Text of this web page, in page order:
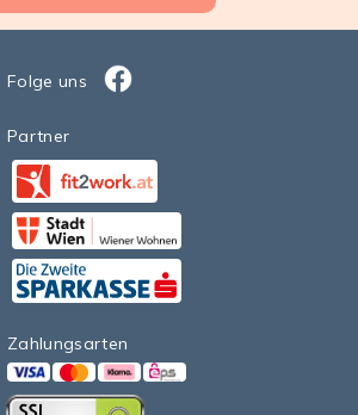
Folge uns Facebook
Partner
Facebook
StadtWien Wiener Wohnen
Facebook
Zahlungsarten
VISA Mastercard
Klarnaeps>